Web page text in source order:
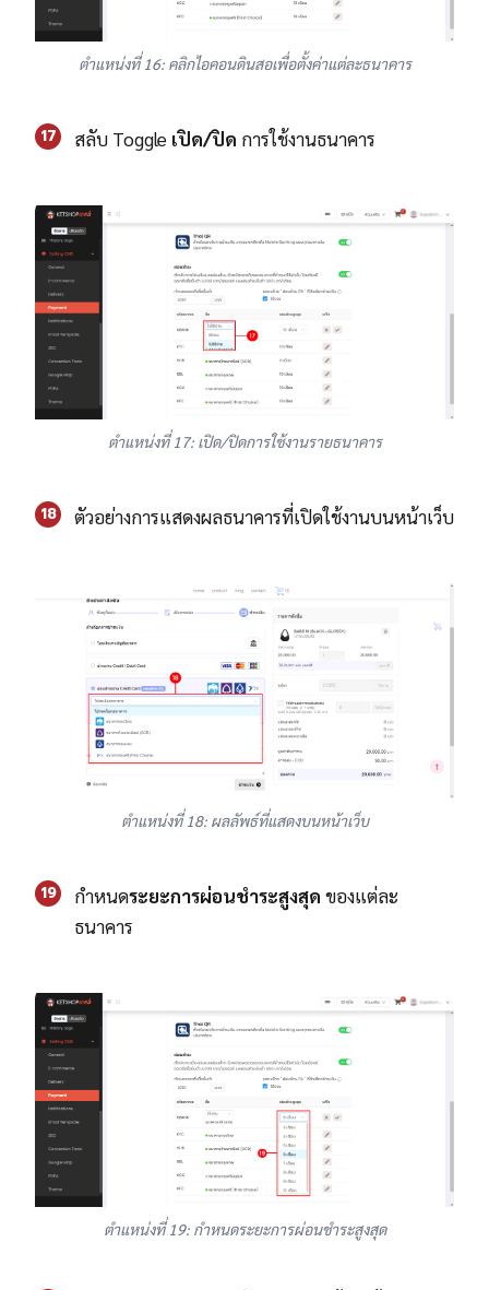
ตำแหน่งที่ 16: คลิกไอคอนดินสอเพื่อตั้งค่าแต่ละธนาคาร
17 สลับ Toggle เปิด/ปิด การใช้งานธนาคาร
ตำแหน่งที่ 17: เปิด/ปิดการใช้งานรายธนาคาร
18 ตัวอย่างการแสดงผลธนาคารที่เปิดใช้งานบนหน้าเว็บ
ตำแหน่งที่ 18: ผลลัพธ์ที่แสดงบนหน้าเว็บ
19 กำหนดระยะการผ่อนชำระสูงสุด ของแต่ละ
ธนาคาร
ตำแหน่งที่ 19: กำหนดระยะการผ่อนชำระสูงสุด